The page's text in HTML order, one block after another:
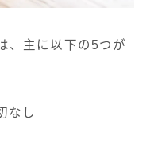
、主に以下の5つが
なし